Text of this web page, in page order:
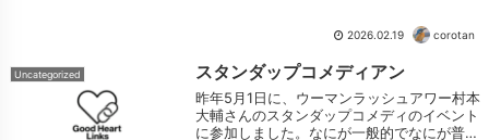
Nukadokoのひよこ（柿田安岐子）です。今
回は、スタンダップコメディアン...
2026.02.19 corotan
Uncategorized スタンダップコメディアン
昨年5月1日に、ウーマンラッシュアワー村本
大輔さんのスタンダップコメディのイベント
に参加しました。なにが一般的でなにが普通